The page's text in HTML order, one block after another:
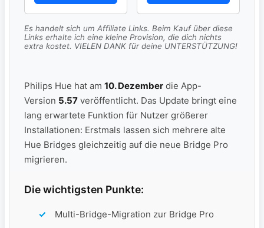
Es handelt sich um Affiliate Links. Beim Kauf über diese
Links erhalte ich eine kleine Provision, die dich nichts
extra kostet. VIELEN DANK für deine UNTERSTÜTZUNG!
Philips Hue hat am 10. Dezember die App-
Version 5.57 veröffentlicht. Das Update bringt eine
lang erwartete Funktion für Nutzer größerer
Installationen: Erstmals lassen sich mehrere alte
Hue Bridges gleichzeitig auf die neue Bridge Pro
migrieren.
Die wichtigsten Punkte:
Multi-Bridge-Migration zur Bridge Pro